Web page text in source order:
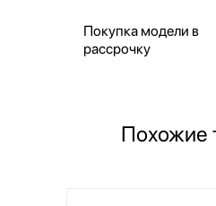
Покупка модели в
рассрочку
Похожие